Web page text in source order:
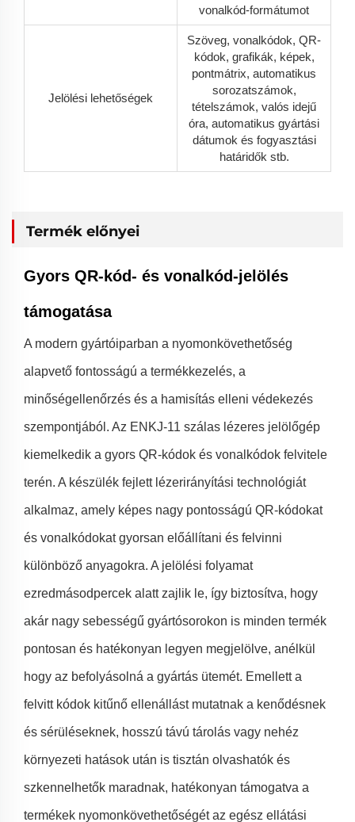
vonalkód-formátumot
Jelölési lehetőségek
Szöveg, vonalkódok, QR-
kódok, grafikák, képek,
pontmátrix, automatikus
sorozatszámok,
tételszámok, valós idejű
óra, automatikus gyártási
dátumok és fogyasztási
határidők stb.
Termék előnyei
Gyors QR-kód- és vonalkód-jelölés
támogatása
A modern gyártóiparban a nyomonkövethetőség
alapvető fontosságú a termékkezelés, a
minőségellenőrzés és a hamisítás elleni védekezés
szempontjából. Az ENKJ-11 szálas lézeres jelölőgép
kiemelkedik a gyors QR-kódok és vonalkódok felvitele
terén. A készülék fejlett lézerirányítási technológiát
alkalmaz, amely képes nagy pontosságú QR-kódokat
és vonalkódokat gyorsan előállítani és felvinni
különböző anyagokra. A jelölési folyamat
ezredmásodpercek alatt zajlik le, így biztosítva, hogy
akár nagy sebességű gyártósorokon is minden termék
pontosan és hatékonyan legyen megjelölve, anélkül
hogy az befolyásolná a gyártás ütemét. Emellett a
felvitt kódok kitűnő ellenállást mutatnak a kenődésnek
és sérüléseknek, hosszú távú tárolás vagy nehéz
környezeti hatások után is tisztán olvashatók és
szkennelhetők maradnak, hatékonyan támogatva a
termékek nyomonkövethetőségét az egész ellátási